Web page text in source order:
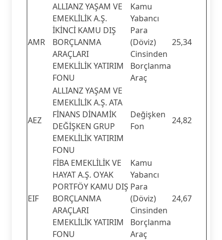
AMR
ALLIANZ YAŞAM VE
EMEKLİLİK A.Ş.
İKİNCİ KAMU DIŞ
BORÇLANMA
ARAÇLARI
EMEKLİLİK YATIRIM
FONU
Kamu
Yabancı
Para
(Döviz)
Cinsinden
Borçlanma
Araç
25,34
AEZ
ALLIANZ YAŞAM VE
EMEKLİLİK A.Ş. ATA
FİNANS DİNAMİK
DEĞİŞKEN GRUP
EMEKLİLİK YATIRIM
FONU
Değişken
Fon
24,82
EIF
FİBA EMEKLİLİK VE
HAYAT A.Ş. OYAK
PORTFÖY KAMU DIŞ
BORÇLANMA
ARAÇLARI
EMEKLİLİK YATIRIM
FONU
Kamu
Yabancı
Para
(Döviz)
Cinsinden
Borçlanma
Araç
24,67